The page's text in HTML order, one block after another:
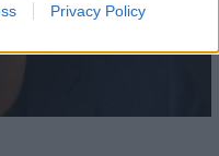
Privacy Policy